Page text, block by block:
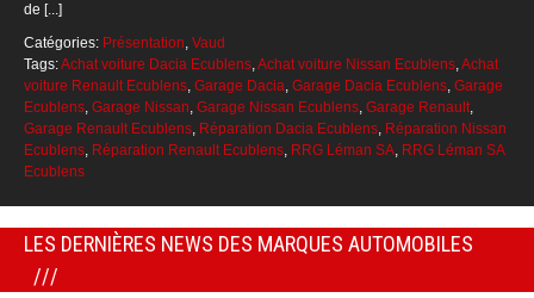
de [...]
Catégories: Présentation, Vaud
Tags:Achat voiture Dacia Ecublens,Achat voiture Nissan Ecublens,Achat
voiture Renault Ecublens, Garage Dacia, Garage Dacia Ecublens, Garage
Ecublens, Garage Nissan, Garage Nissan Ecublens, Garage Renault,
Garage Renault Ecublens, Réparation Dacia Ecublens, Réparation Nissan
Ecublens, Réparation Renault Ecublens, RRG Léman SA, RRG Léman SA
Ecublens
LES DERNIÈRES NEWS DES MARQUES AUTOMOBILES